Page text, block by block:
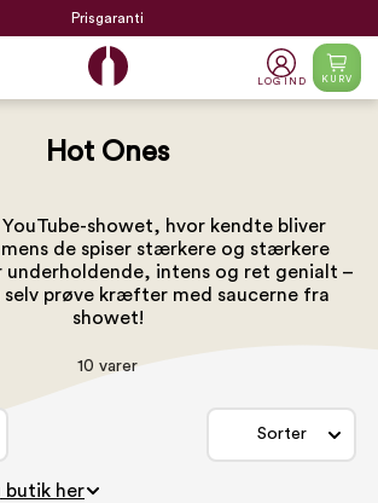
Prisgaranti
LOG IND KURV
Hot Ones
YouTube-showet, hvor kendte bliver
de spiser stærkere og stærkere
underholdende, intens og ret genialt –
selv prøve kræfter med saucerne fra
showet!
10 varer
Sorter